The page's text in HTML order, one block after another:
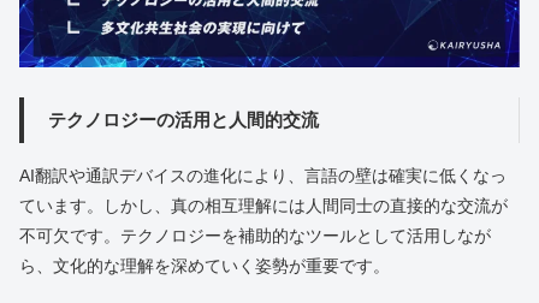
テクノロジーの活用と人間的交流
AI翻訳や通訳デバイスの進化により、言語の壁は確実に低くなっ
ています。しかし、真の相互理解には人間同士の直接的な交流が
不可欠です。テクノロジーを補助的なツールとして活用しなが
ら、文化的な理解を深めていく姿勢が重要です。